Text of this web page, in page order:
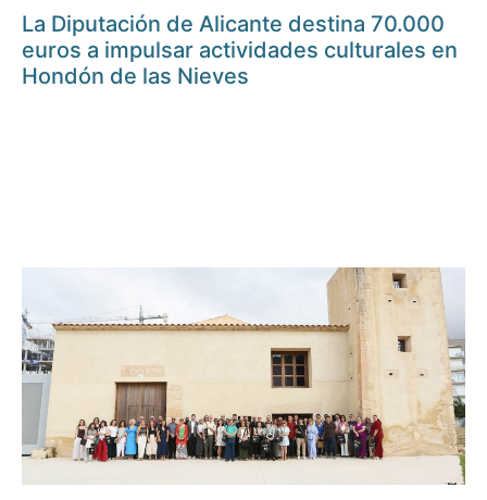
La Diputación de Alicante destina 70.000
euros a impulsar actividades culturales en
Hondón de las Nieves